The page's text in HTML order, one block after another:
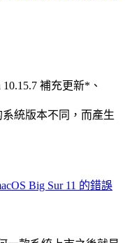
10.15.7 補充更新*、
統版本不同，而產生
Big Sur 11 的錯誤